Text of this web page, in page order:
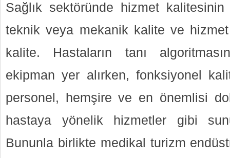
Sağlık sektöründe hizmet
teknik veya mekanik kalite ve
kalite. Hastaların tanı
ekipman yer alırken, fonksiyonel
personel, hemşire ve en önemlisi
hastaya yönelik hizmetler gibi
Bununla birlikte medikal turizm